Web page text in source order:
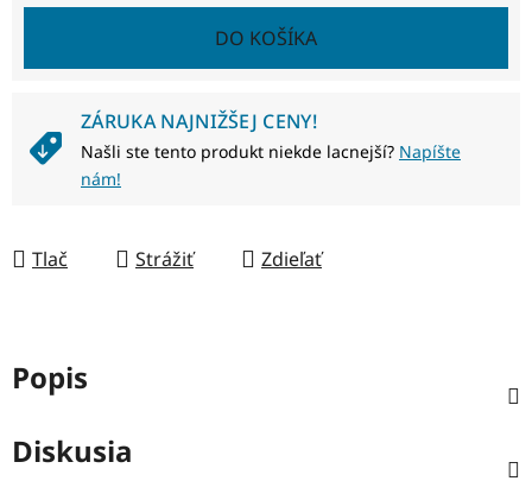
DO KOŠÍKA
ZÁRUKA NAJNIŽŠEJ CENY!
Našli ste tento produkt niekde lacnejší? Napíšte
nám!
Tlač Strážiť Zdieľať
Popis
Diskusia